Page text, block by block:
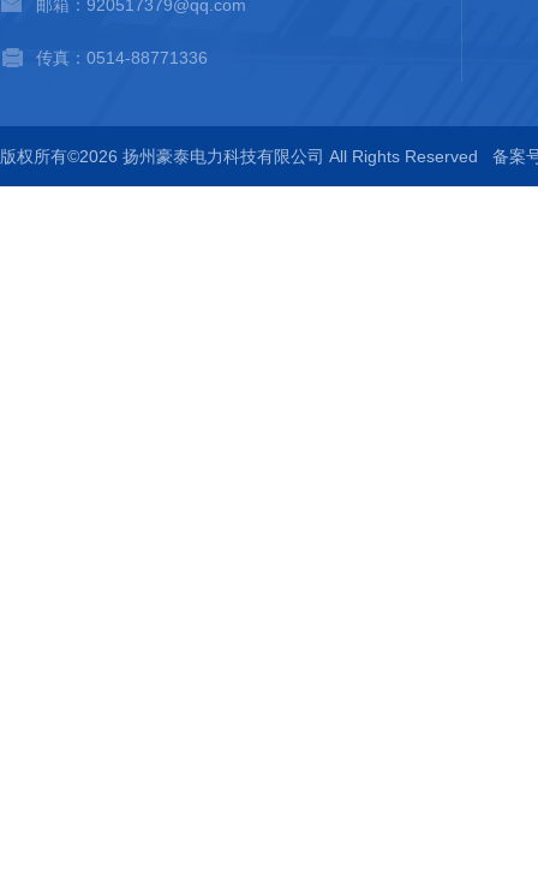
邮箱：920517379@qq.com
传真：0514-88771336
版权所有©2026 扬州豪泰电力科技有限公司 All Rights Reserved 备案